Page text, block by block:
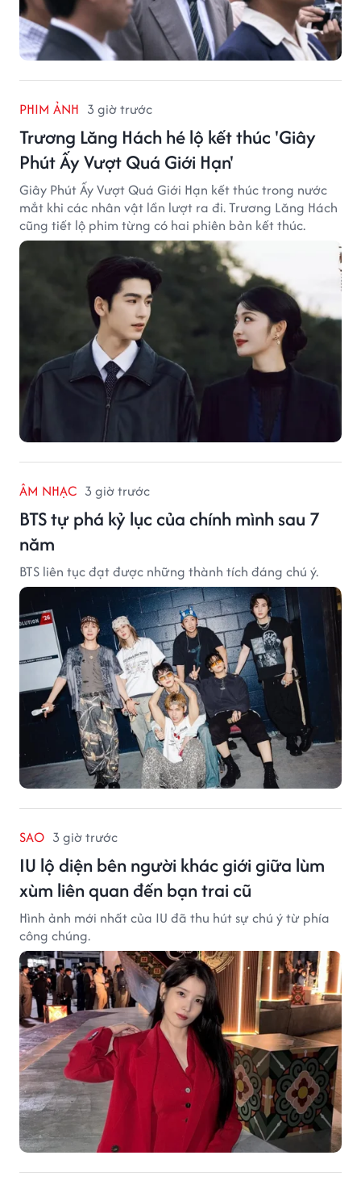
PHIM ẢNH 3 giờ trước
Trương Lăng Hách hé lộ kết thúc 'Giây
Phút Ấy Vượt Quá Giới Hạn'
Giây Phút Ấy Vượt Quá Giới Hạn kết thúc trong nước
mắt khi các nhân vật lần lượt ra đi. Trương Lăng Hách
cũng tiết lộ phim từng có hai phiên bản kết thúc.
ÂM NHẠC 3 giờ trước
BTS tự phá kỷ lục của chính mình sau 7
năm
BTS liên tục đạt được những thành tích đáng chú ý.
SAO 3 giờ trước
IU lộ diện bên người khác giới giữa lùm
xùm liên quan đến bạn trai cũ
Hình ảnh mới nhất của IU đã thu hút sự chú ý từ phía
công chúng.